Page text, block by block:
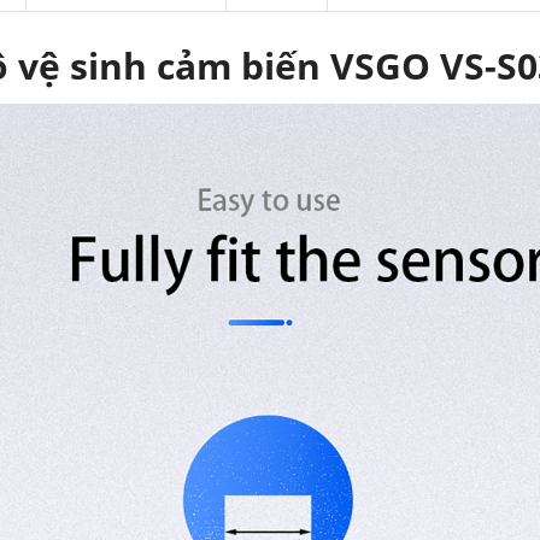
vệ sinh cảm biến VSGO VS-